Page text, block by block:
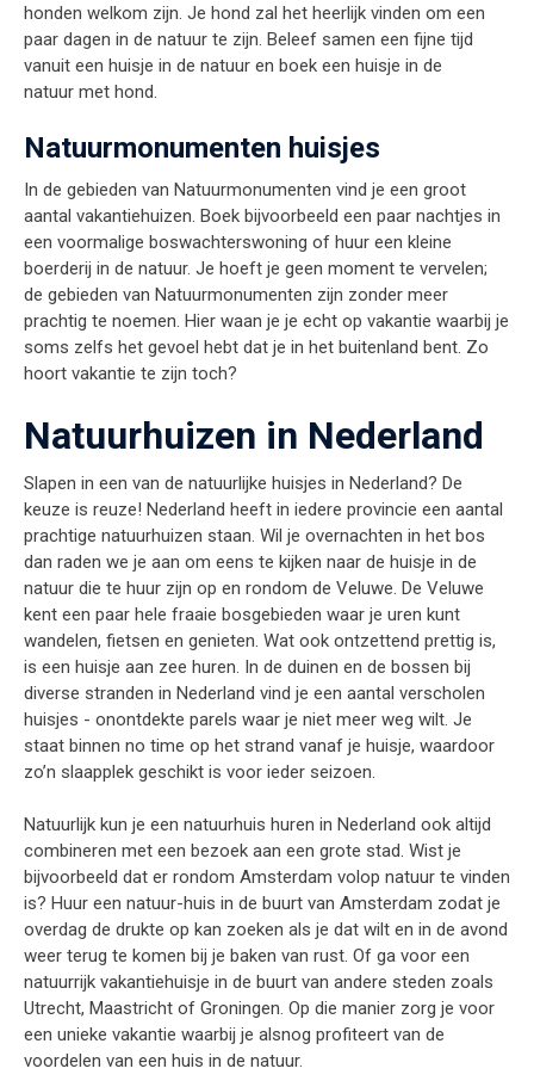
honden welkom zijn. Je hond zal het heerlijk vinden om een
paar dagen in de natuur te zijn. Beleef samen een fijne tijd
vanuit een huisje in de natuur en boek een huisje in de
natuur met hond.
Natuurmonumenten huisjes
In de gebieden van Natuurmonumenten vind je een groot
aantal vakantiehuizen. Boek bijvoorbeeld een paar nachtjes in
een voormalige boswachterswoning of huur een kleine
boerderij in de natuur. Je hoeft je geen moment te vervelen;
de gebieden van Natuurmonumenten zijn zonder meer
prachtig te noemen. Hier waan je je echt op vakantie waarbij je
soms zelfs het gevoel hebt dat je in het buitenland bent. Zo
hoort vakantie te zijn toch?
Natuurhuizen in Nederland
Slapen in een van de natuurlijke huisjes in Nederland? De
keuze is reuze! Nederland heeft in iedere provincie een aantal
prachtige natuurhuizen staan. Wil je overnachten in het bos
dan raden we je aan om eens te kijken naar de huisje in de
natuur die te huur zijn op en rondom de Veluwe. De Veluwe
kent een paar hele fraaie bosgebieden waar je uren kunt
wandelen, fietsen en genieten. Wat ook ontzettend prettig is,
is een huisje aan zee huren. In de duinen en de bossen bij
diverse stranden in Nederland vind je een aantal verscholen
huisjes - onontdekte parels waar je niet meer weg wilt. Je
staat binnen no time op het strand vanaf je huisje, waardoor
zo’n slaapplek geschikt is voor ieder seizoen.
Natuurlijk kun je een natuurhuis huren in Nederland ook altijd
combineren met een bezoek aan een grote stad. Wist je
bijvoorbeeld dat er rondom Amsterdam volop natuur te vinden
is? Huur een natuur-huis in de buurt van Amsterdam zodat je
overdag de drukte op kan zoeken als je dat wilt en in de avond
weer terug te komen bij je baken van rust. Of ga voor een
natuurrijk vakantiehuisje in de buurt van andere steden zoals
Utrecht, Maastricht of Groningen. Op die manier zorg je voor
een unieke vakantie waarbij je alsnog profiteert van de
voordelen van een huis in de natuur.